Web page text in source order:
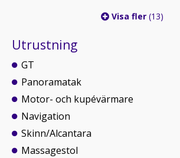
Visa fler (13)
Utrustning
GT
Panoramatak
Motor- och kupévärmare
Navigation
Skinn/Alcantara
Massagestol